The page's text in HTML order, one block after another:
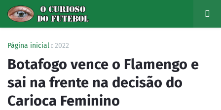
Página inicial 2022
Botafogo vence o Flamengo e
sai na frente na decisão do
Carioca Feminino